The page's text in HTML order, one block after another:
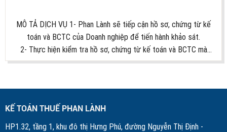
MÔ TẢ DỊCH VỤ 1- Phan Lành sẽ tiếp cận hồ sơ, chứng từ kế
toán và BCTC của Doanh nghiệp để tiến hành khảo sát.
2- Thực hiện kiểm tra hồ sơ, chứng từ kế toán và BCTC mà
Doanh nghiệp đã hoàn thiện, và bàn giao cho Công ty Phan
Phan Lành sẽ đưa ra báo cáo đánh giá chất lượng Sổ sách kế
sổ sách kế toán và BCTC, phụ thuộc vào hồ sơ của Doanh
nghiệp, Công ty Phan Lành sẽ đưa ra những bất cập, và giải
KẾ TOÁN THUẾ PHAN LÀNH
HP1.32, tầng 1, khu đô thị Hưng Phú, đường Nguyễn Thị Định -